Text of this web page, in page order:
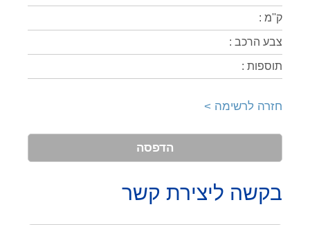
ק''מ :
צבע הרכב :
תוספות :
חזרה לרשימה >
הדפסה
בקשה ליצירת קשר